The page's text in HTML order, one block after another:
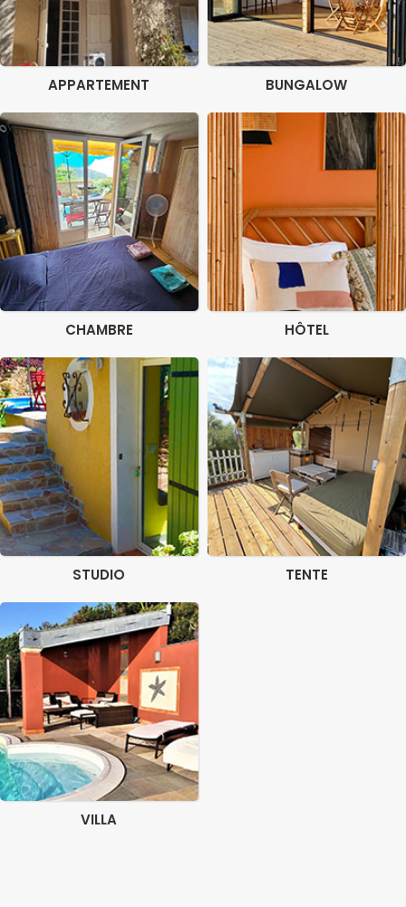
APPARTEMENT BUNGALOW
CHAMBRE HÔTEL
STUDIO TENTE
VILLA